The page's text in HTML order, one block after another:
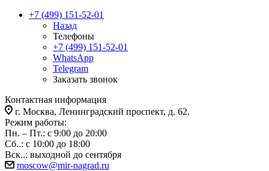
+7 (499) 151-52-01
Назад
Телефоны
+7 (499) 151-52-01
WhatsApp
Telegram
Заказать звонок
Контактная информация
г. Москва, Ленинградский проспект, д. 62.
Режим работы:
Пн. – Пт.: с 9:00 до 20:00
Сб..: с 10:00 до 18:00
Вск..: выходной до сентября
moscow@mir-nagrad.ru